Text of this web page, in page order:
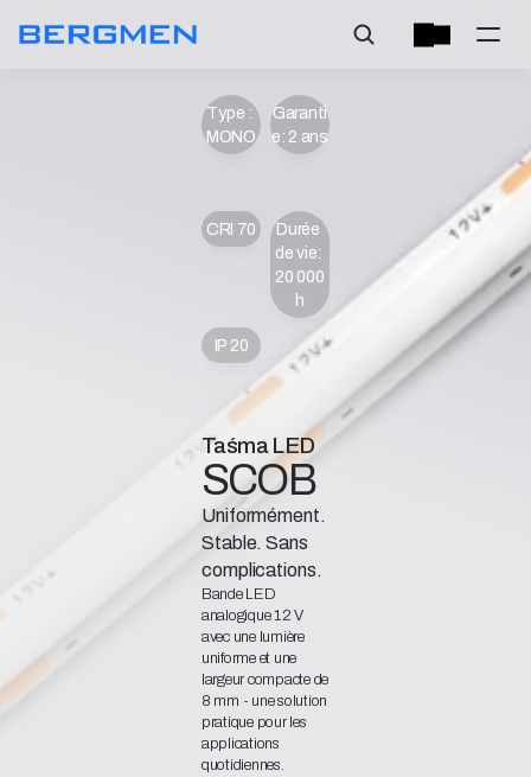
Durée
de vie:
20 000
h
Garanti
e: 2 ans
Type :
MONO
IP 20
CRI 70
Taśma LED
SCOB
Uniformément.
Stable. Sans
complications.
Bande LED
analogique 12 V
avec une lumière
uniforme et une
largeur compacte de
8 mm - une solution
pratique pour les
applications
quotidiennes.